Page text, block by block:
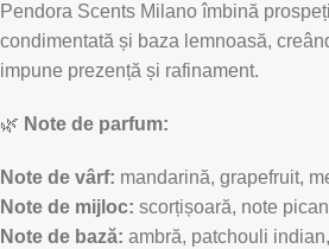
Pendora Scents Milano îmbină
condimentată și baza lemnoasă,
impune prezență și rafinament.
🌿 Note de parfum:
Note de vârf: mandarină, grapefruit,
Note de mijloc: scorțișoară, note
Note de bază: ambră, patchouli